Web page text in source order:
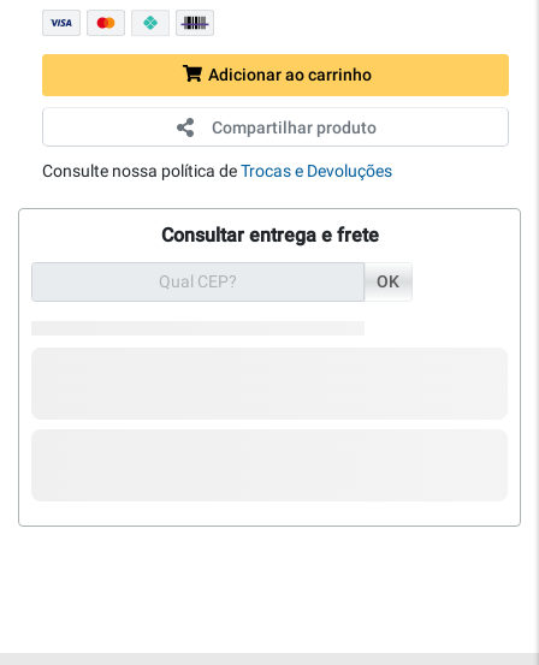
Adicionar ao carrinho
Compartilhar produto
Consulte nossa política deTrocas e Devoluções
Consultar entrega e frete
OK